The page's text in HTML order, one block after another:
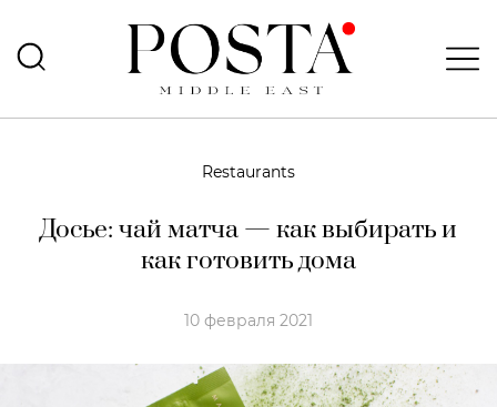
Restaurants
Досье: чай матча — как выбирать и
как готовить дома
10 февраля 2021